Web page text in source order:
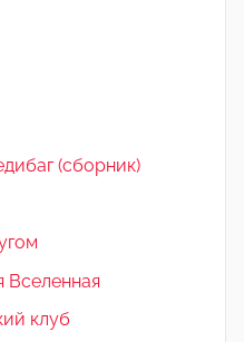
(сборник)
Вселенная
клуб